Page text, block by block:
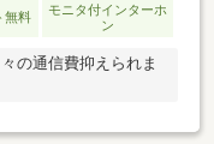
無料
モニタ付インターホ
ン
の通信費抑えられま